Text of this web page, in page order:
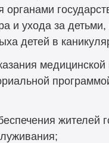
органами
и ухода за
детей в
жителей